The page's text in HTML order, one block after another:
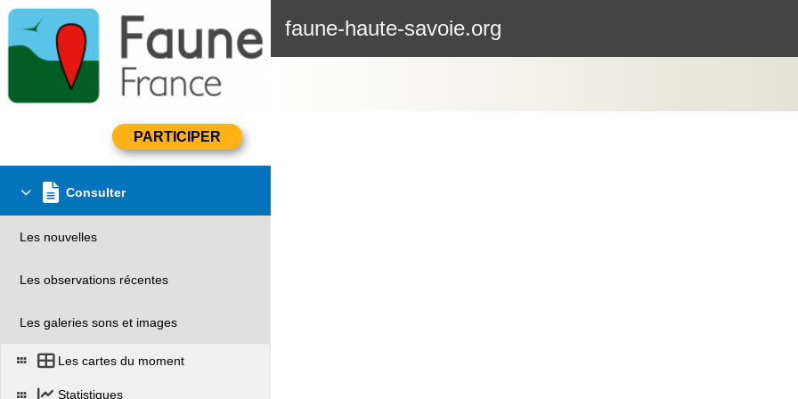
faune-haute-savoie.org
Consulter
Les nouvelles
Les observations récentes
Les galeries sons et images
Les cartes du moment
Statistiques